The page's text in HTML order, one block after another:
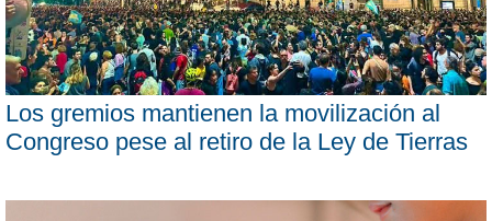
Los gremios mantienen la movilización al
Congreso pese al retiro de la Ley de Tierras